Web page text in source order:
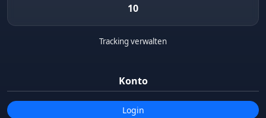
10
Tracking verwalten
Konto
Login